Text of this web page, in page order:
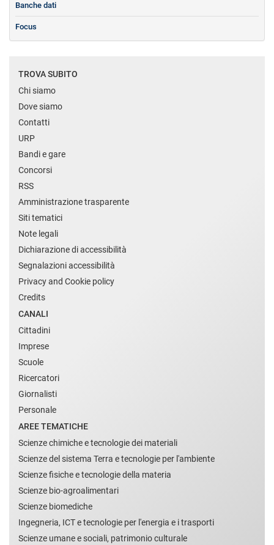
Banche dati
Focus
TROVA SUBITO
Chi siamo
Dove siamo
Contatti
URP
Bandi e gare
Concorsi
RSS
Amministrazione trasparente
Siti tematici
Note legali
Dichiarazione di accessibilità
Segnalazioni accessibilità
Privacy and Cookie policy
Credits
CANALI
Cittadini
Imprese
Scuole
Ricercatori
Giornalisti
Personale
AREE TEMATICHE
Scienze chimiche e tecnologie dei materiali
Scienze del sistema Terra e tecnologie per l'ambiente
Scienze fisiche e tecnologie della materia
Scienze bio-agroalimentari
Scienze biomediche
Ingegneria, ICT e tecnologie per l'energia e i trasporti
Scienze umane e sociali, patrimonio culturale